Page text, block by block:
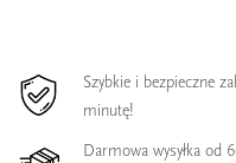
Szybkie i bezpieczne
minutę!
Darmowa wysyłka od